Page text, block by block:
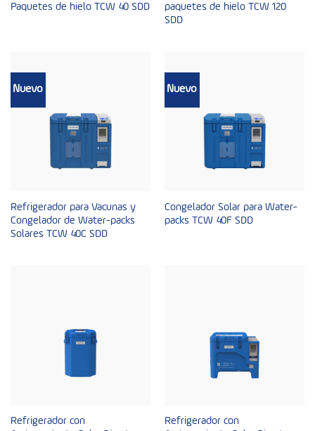
Paquetes de hielo TCW 40 SDD
paquetes de hielo TCW 120
SDD
Nuevo
Refrigerador para Vacunas y
Congelador de Water-packs
Solares TCW 40C SDD
Nuevo
Congelador Solar para Water-
packs TCW 40F SDD
Refrigerador con
Refrigerador con